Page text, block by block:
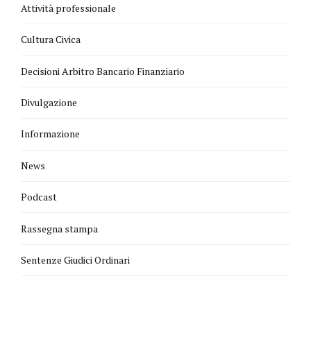
Attività professionale
Cultura Civica
Decisioni Arbitro Bancario Finanziario
Divulgazione
Informazione
News
Podcast
Rassegna stampa
Sentenze Giudici Ordinari